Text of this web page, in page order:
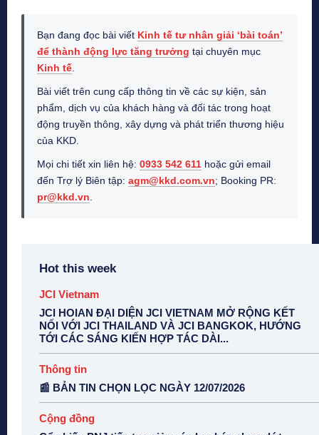
Bạn đang đọc bài viết Kinh tế tư nhân giải ‘bài toán’
để thành động lực tăng trưởng tại chuyên mục
Kinh tế
Bài viết trên cung cấp thông tin về các sự kiện, sản
phẩm, dịch vụ của khách hàng và đối tác trong hoạt
động truyền thông, xây dựng và phát triển thương hiệu
của KKD.
Mọi chi tiết xin liên hệ: 0933 542 611 hoặc gửi email
đến Trợ lý Biên tập: agm@kkd.com.vn; Booking PR:
pr@kkd.vn
Hot this week
JCI Vietnam
JCI HOIAN ĐẠI DIỆN JCI VIETNAM MỞ RỘNG KẾT
NỐI VỚI JCI THAILAND VÀ JCI BANGKOK, HƯỚNG
TỚI CÁC SÁNG KIẾN HỢP TÁC DÀI...
Thông tin
📰 BẢN TIN CHỌN LỌC NGÀY 12/07/2026
Cộng đồng